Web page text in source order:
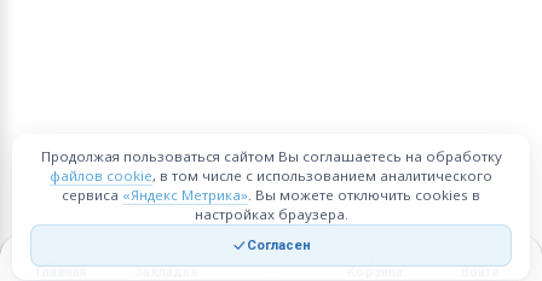
Главная Закладки Корзина Войти
Продолжая пользоваться сайтом Вы соглашаетесь на обработку
файлов cookie, в том числе с использованием аналитического
сервиса «Яндекс Метрика». Вы можете отключить cookies в
настройках браузера.
Согласен